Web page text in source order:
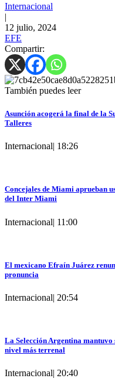
Internacional
|
12 julio, 2024
EFE
Compartir:
También puedes leer
Asunción acogerá la final de la
Talleres
Internacional| 18:26
Concejales de Miami aprueban
del Inter Miami
Internacional| 11:00
El mexicano Efraín Juárez
pronuncia
Internacional| 20:54
La Selección Argentina mantuvo
nivel más terrenal
Internacional| 20:40